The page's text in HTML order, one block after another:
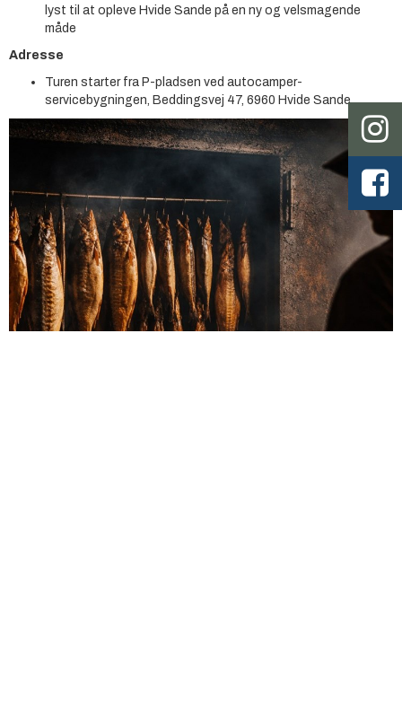
lyst til at opleve Hvide Sande på en ny og velsmagende
måde
Adresse
Turen starter fra P-pladsen ved autocamper-
servicebygningen, Beddingsvej 47, 6960 Hvide Sande